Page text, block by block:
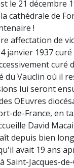
le 21 décembre
cathédrale de
!
affectation de
janvier 1937
curé
du Vauclin où il
lui seront
OEuvres
de-France, en
David
depuis bien
avait 19 ans
Saint-Jacques-